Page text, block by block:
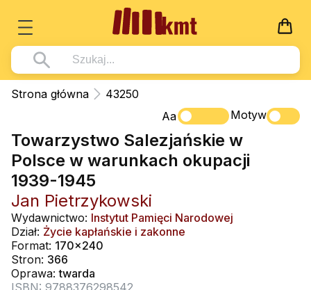
Książki
Wszystko z kategorii - Książki
Pismo Święte
Kościół Katolicki
Duszpasterstwo
Teologia
Życie chrześcijańskie
Duchowość
Wszystko z kategorii - Multimedia
DVD
CD-ROM
Muzyka
Rekolekcje i inne na CD
Śpiew i modlitwa
Dla Dzieci
Wszystko z kategorii - Dla Dzieci
Literatura (D)
Płyty, DVD (D)
Podręczniki i pomoce dydaktyczne
Podręczniki
Wszystko z kategorii - Podręczniki
Podręczniki i pomoce dydaktyczne
Zabawa i Nauka
Nowości
Zaloguj się
Strona główna
43250
Aa
Motyw
Towarzystwo Salezjańskie w
Polsce w warunkach okupacji
1939-1945
Jan Pietrzykowski
Wydawnictwo: Instytut Pamięci Narodowej
Dział: Życie kapłańskie i zakonne
Format: 170x240
Stron: 366
Oprawa:twarda
ISBN: 9788376298542